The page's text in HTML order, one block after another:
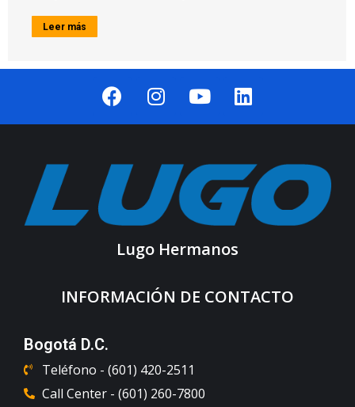
Leer más
Lugo Hermanos
INFORMACIÓN DE CONTACTO
Bogotá D.C.
Teléfono - (601) 420-2511
Call Center - (601) 260-7800